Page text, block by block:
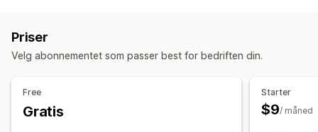
Grossistpriser
Abonnementer Produktpakker Nedtellingstimer
Dynamisk prissetting
Variantpakker
Kryssalgspakker Kjøpes ofte sammen
Egendefinerte pakker
Priser
Velg abonnementet som passer best for bedriften din.
Free
Gratis
Starter
$9/ måned